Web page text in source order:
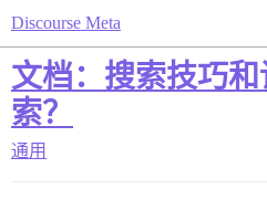
Discourse Meta
文档：搜索技巧
索？
通用